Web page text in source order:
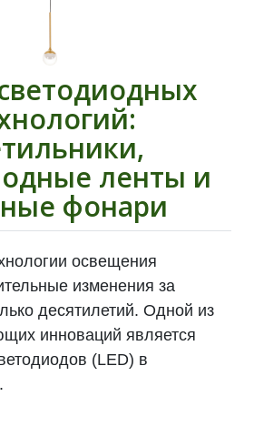
ленты и
фонари
освещения
изменения за
десятилетий. Одной из
инноваций является
(LED) в